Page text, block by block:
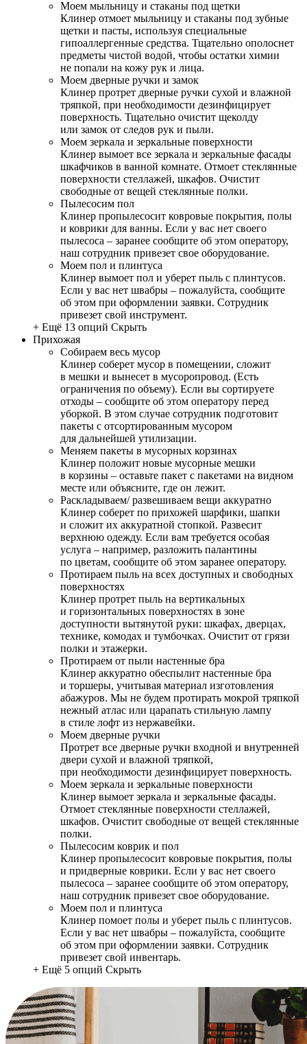
Моем мыльницу и стаканы под щетки
Клинер отмоет мыльницу и стаканы под зубные
щетки и пасты, используя специальные
гипоаллергенные средства. Тщательно ополоснет
предметы чистой водой, чтобы остатки химии
не попали на кожу рук и лица.
Моем дверные ручки и замок
Клинер протрет дверные ручки сухой и влажной
тряпкой, при необходимости дезинфицирует
поверхность. Тщательно очистит щеколду
или замок от следов рук и пыли.
Моем зеркала и зеркальные поверхности
Клинер вымоет все зеркала и зеркальные фасады
шкафчиков в ванной комнате. Отмоет стеклянные
поверхности стеллажей, шкафов. Очистит
свободные от вещей стеклянные полки.
Пылесосим пол
Клинер пропылесосит ковровые покрытия, полы
и коврики для ванны. Если у вас нет своего
пылесоса – заранее сообщите об этом оператору,
наш сотрудник привезет свое оборудование.
Моем пол и плинтуса
Клинер вымоет пол и уберет пыль с плинтусов.
Если у вас нет швабры – пожалуйста, сообщите
об этом при оформлении заявки. Сотрудник
привезет свой инструмент.
+ Ещё 13 опций Скрыть
Прихожая
Собираем весь мусор
Клинер соберет мусор в помещении, сложит
в мешки и вынесет в мусоропровод. (Есть
ограничения по объему). Если вы сортируете
отходы – сообщите об этом оператору перед
уборкой. В этом случае сотрудник подготовит
пакеты с отсортированным мусором
для дальнейшей утилизации.
Меняем пакеты в мусорных корзинах
Клинер положит новые мусорные мешки
в корзины – оставьте пакет с пакетами на видном
месте или объясните, где он лежит.
Раскладываем/ развешиваем вещи аккуратно
Клинер соберет по прихожей шарфики, шапки
и сложит их аккуратной стопкой. Развесит
верхнюю одежду. Если вам требуется особая
услуга – например, разложить палантины
по цветам, сообщите об этом заранее оператору.
Протираем пыль на всех доступных и свободных
поверхностях
Клинер протрет пыль на вертикальных
и горизонтальных поверхностях в зоне
доступности вытянутой руки: шкафах, дверцах,
технике, комодах и тумбочках. Очистит от грязи
полки и этажерки.
Протираем от пыли настенные бра
Клинер аккуратно обеспылит настенные бра
и торшеры, учитывая материал изготовления
абажуров. Мы не будем протирать мокрой тряпкой
нежный атлас или царапать стильную лампу
в стиле лофт из нержавейки.
Моем дверные ручки
Протрет все дверные ручки входной и внутренней
двери сухой и влажной тряпкой,
при необходимости дезинфицирует поверхность.
Моем зеркала и зеркальные поверхности
Клинер вымоет зеркала и зеркальные фасады.
Отмоет стеклянные поверхности стеллажей,
шкафов. Очистит свободные от вещей стеклянные
полки.
Пылесосим коврик и пол
Клинер пропылесосит ковровые покрытия, полы
и придверные коврики. Если у вас нет своего
пылесоса – заранее сообщите об этом оператору,
наш сотрудник привезет свое оборудование.
Моем пол и плинтуса
Клинер помоет полы и уберет пыль с плинтусов.
Если у вас нет швабры – пожалуйста, сообщите
об этом при оформлении заявки. Сотрудник
привезет свой инвентарь.
+ Ещё 5 опций Скрыть